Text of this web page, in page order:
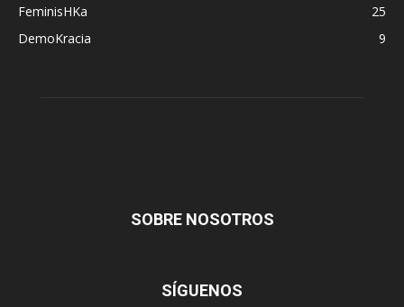
FeminisHKa
25
DemoKracia
9
SOBRE NOSOTROS
SÍGUENOS